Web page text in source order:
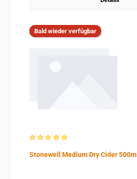
Bald wieder verfügbar
Stonewell Medium Dry Cider 500ml